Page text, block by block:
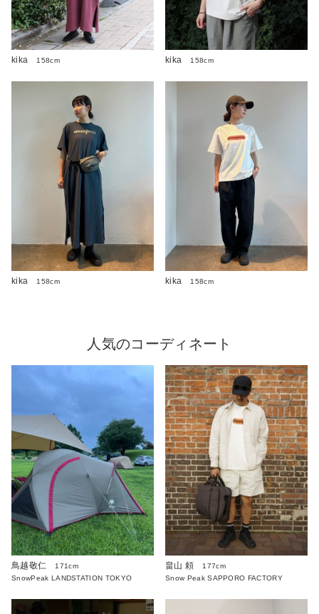
kika 158cm kika 158cm
kika 158cm kika 158cm
人気のコーディネート
鳥越敬仁
171cm
SnowPeak LANDSTATION TOKYO
畠山 頼
177cm
Snow Peak SAPPORO FACTORY